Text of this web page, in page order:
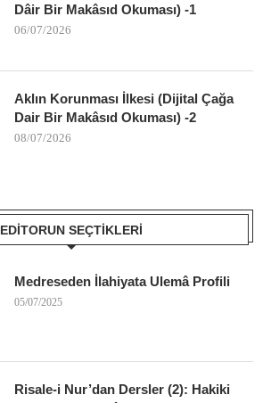
Dâir Bir Makâsıd Okuması) -1
06/07/2026
Aklın Korunması İlkesi (Dijital Çağa
Dair Bir Makâsıd Okuması) -2
08/07/2026
EDITORUN SEÇTIKLERI
Medreseden İlahiyata Ulemâ Profili
05/07/2025
Risale-i Nur’dan Dersler (2): Hakiki